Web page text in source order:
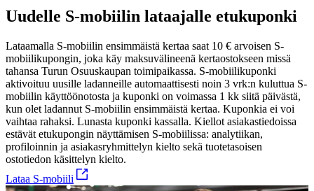
Uudelle S-mobiilin lataajalle etukuponki
Lataamalla S-mobiilin ensimmäistä kertaa saat 10 € arvoisen S-
mobiilikupongin, joka käy maksuvälineenä kertaostokseen missä
tahansa Turun Osuuskaupan toimipaikassa. S-mobiilikuponki
aktivoituu uusille ladanneille automaattisesti noin 3 vrk:n kuluttua S-
mobiilin käyttöönotosta ja kuponki on voimassa 1 kk siitä päivästä,
kun olet ladannut S-mobiilin ensimmäistä kertaa. Kuponkia ei voi
vaihtaa rahaksi. Lunasta kuponki kassalla. Kiellot asiakastiedoissa
estävät etukupongin näyttämisen S-mobiilissa: analytiikan,
profiloinnin ja asiakasryhmittelyn kielto sekä tuotetasoisen
ostotiedon käsittelyn kielto.
Lataa S-mobiili